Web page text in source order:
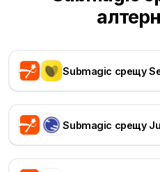
Submagic срещу
Submagic срещу